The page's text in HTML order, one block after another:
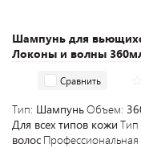
Шампунь для
Локоны и волны
Сравнить
Тип: ШампуньОбъем:
Для всех типов кожи Тип
волос Профессиональная